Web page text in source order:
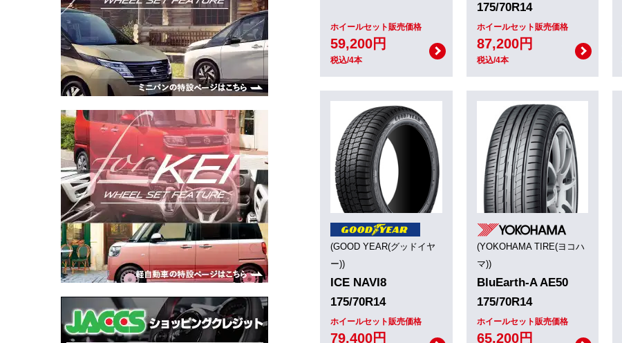
ホイールセット販売価格
59,200円
税込/4本
175/70R14
ホイールセット販売価格
87,200円
税込/4本
(GOOD YEAR(グッドイヤ
ー))
ICE NAVI8
175/70R14
ホイールセット販売価格
79,400円
(YOKOHAMA TIRE(ヨコハ
マ))
BluEarth-A AE50
175/70R14
ホイールセット販売価格
65,200円